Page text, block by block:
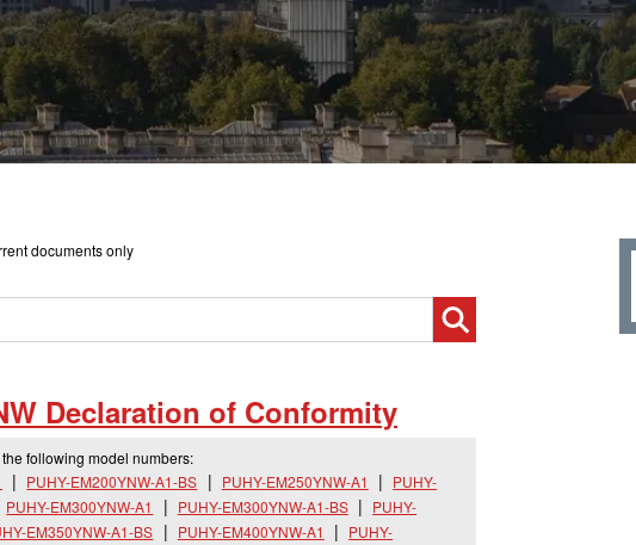
documents only
Declaration of Conformity
following model numbers:
PUHY-EM200YNW-A1-BS PUHY-EM250YNW-A1
PUHY-
PUHY-EM300YNW-A1 PUHY-EM300YNW-A1-BS
PUHY-
EM350YNW-A1-BS PUHY-EM400YNW-A1
PUHY-